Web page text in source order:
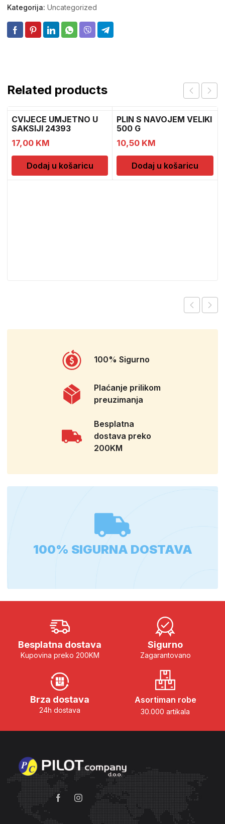
Kategorija: Uncategorized
Related products
CVIJECE UMJETNO U
SAKSIJI 24393
CH52439
17,00 KM
Dodaj u košaricu
PLIN S NAVOJEM VELIKI
500 G
10,50 KM
Dodaj u košaricu
100% Sigurno
Plaćanje prilikom
preuzimanja
Besplatna
dostava preko
200KM
100% SIGURNA DOSTAVA
Besplatna dostava
Kupovina preko 200KM
Sigurno
Zagarantovano
Brza dostava
24h dostava
Asortiman robe
30.000 artikala